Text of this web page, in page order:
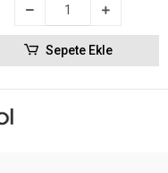
Sepete Ekle